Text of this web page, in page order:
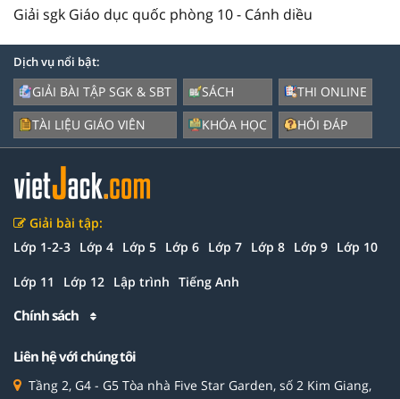
Giải sgk Giáo dục quốc phòng 10 - Cánh diều
Dịch vụ nổi bật:
GIẢI BÀI TẬP SGK & SBT
TÀI LIỆU GIÁO VIÊN
SÁCH
KHÓA HỌC
THI ONLINE
HỎI ĐÁP
Giải bài tập:
Lớp 1-2-3 Lớp 4 Lớp 5 Lớp 6 Lớp 7 Lớp 8 Lớp 9 Lớp 10
Lớp 11 Lớp 12 Lập trình Tiếng Anh
Chính sách
Liên hệ với chúng tôi
Tầng 2, G4 - G5 Tòa nhà Five Star Garden, số 2 Kim Giang,